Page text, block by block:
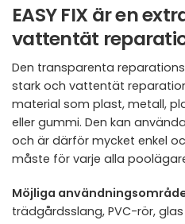
EASY FIX är en
vattentät
Den transparenta
stark och vattentät
material som plast, metall,
eller gummi. Den kan
och är därför mycket enkel
måste för varje alla
Möjliga
trädgårdsslang, PVC-rör, glas